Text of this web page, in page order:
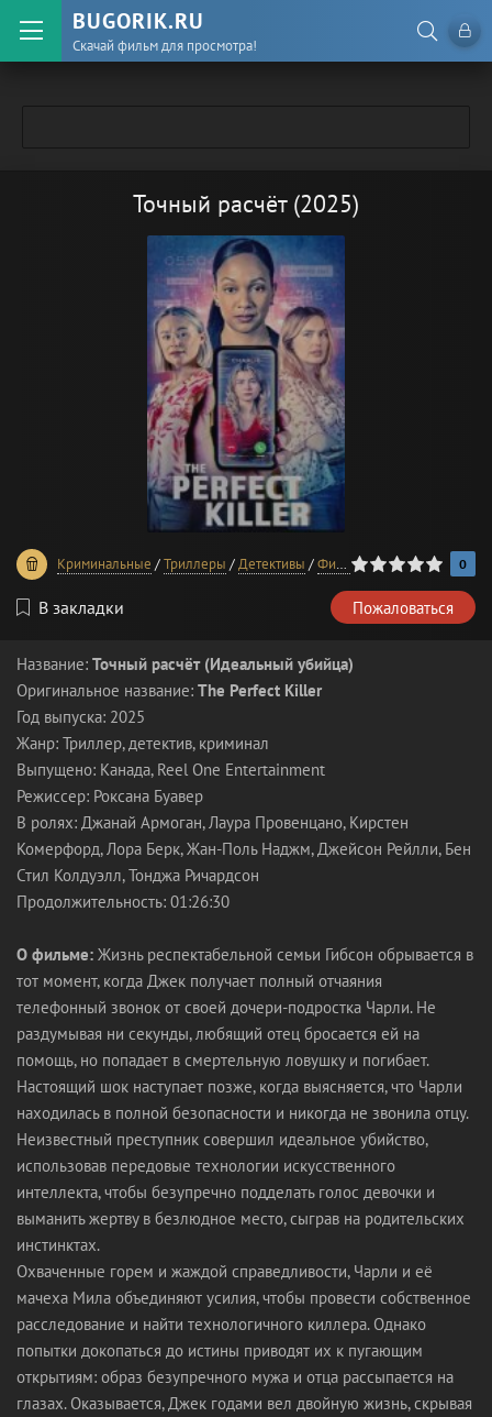
BUGORIK.RU
Скачай фильм для просмотра!
Точный расчёт (2025)
Криминальные /Триллеры /Детективы /Фильмы 2025 года
0 1 2 3 4 5 0
В закладки Пожаловаться
Название: Точный расчёт (Идеальный убийца)
Оригинальное название: The Perfect Killer
Год выпуска: 2025
Жанр: Триллер, детектив, криминал
Выпущено: Канада, Reel One Entertainment
Режиссер: Роксана Буавер
В ролях: Джанай Армоган, Лаура Провенцано, Кирстен
Комерфорд, Лора Берк, Жан-Поль Наджм, Джейсон Рейлли, Бен
Стил Колдуэлл, Тонджа Ричардсон
Продолжительность: 01:26:30
О фильме: Жизнь респектабельной семьи Гибсон обрывается в
тот момент, когда Джек получает полный отчаяния
телефонный звонок от своей дочери-подростка Чарли. Не
раздумывая ни секунды, любящий отец бросается ей на
помощь, но попадает в смертельную ловушку и погибает.
Настоящий шок наступает позже, когда выясняется, что Чарли
находилась в полной безопасности и никогда не звонила отцу.
Неизвестный преступник совершил идеальное убийство,
использовав передовые технологии искусственного
интеллекта, чтобы безупречно подделать голос девочки и
выманить жертву в безлюдное место, сыграв на родительских
инстинктах.
Охваченные горем и жаждой справедливости, Чарли и её
мачеха Мила объединяют усилия, чтобы провести собственное
расследование и найти технологичного киллера. Однако
попытки докопаться до истины приводят их к пугающим
открытиям: образ безупречного мужа и отца рассыпается на
глазах. Оказывается, Джек годами вел двойную жизнь, скрывая